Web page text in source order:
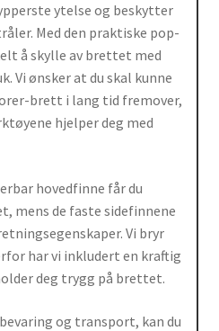
ytelse og beskytter
Med den praktiske pop-
å skylle av brettet med
Vi ønsker at du skal kunne
brett i lang tid fremover,
hjelper deg med
hovedfinne får du
mens de faste sidefinnene
Vi bryr
har vi inkludert en kraftig
deg trygg på brettet.
og transport, kan du